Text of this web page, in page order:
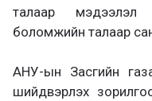
талаар мэдээлэл
боломжийн талаар
АНУ-ын Засгийн
шийдвэрлэх